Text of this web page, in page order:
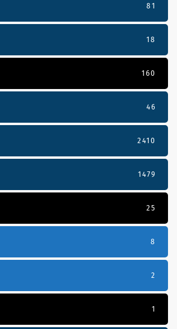
81
18
160
46
2410
1479
25
8
2
1